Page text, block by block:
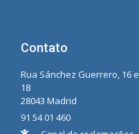
Contato
Rua Sánchez Guerrero, 16 e
18
28043 Madrid
91 54 01 460